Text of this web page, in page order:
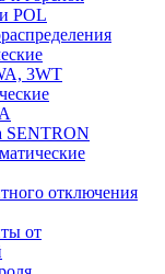
POL
3WT
SENTRON
отключения
от